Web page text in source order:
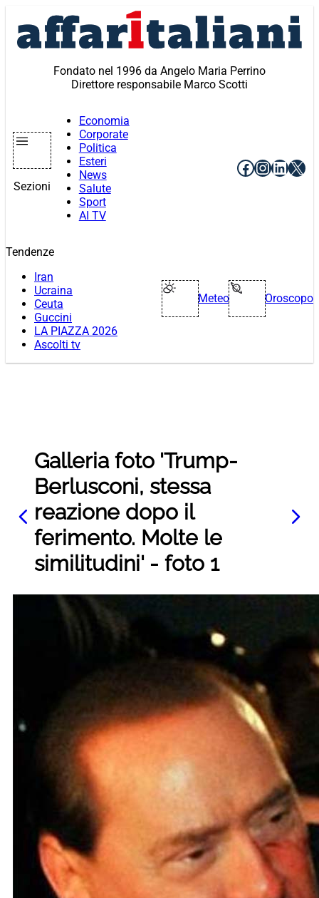
contenuto
Fondato nel 1996 da Angelo Maria Perrino
Direttore responsabile Marco Scotti
Sezioni
Economia
Corporate
Politica
Esteri
News
Salute
Sport
AI TV
Facebook
X
Tendenze
Iran
Ucraina
Ceuta
Guccini
LA PIAZZA 2026
Ascolti tv
Meteo Oroscopo
Galleria foto 'Trump-
Berlusconi, stessa
reazione dopo il
ferimento. Molte le
similitudini' - foto 1